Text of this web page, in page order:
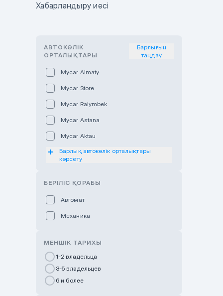
Хабарландыру иесі
АВТОКӨЛІК
ОРТАЛЫҚТАРЫ
Барлығын
таңдау
Mycar Almaty
Mycar Store
Mycar Raiymbek
Mycar Astana
Mycar Aktau
Mycar Uralsk
Haval & Tank Pavlodar
Bavaria Almaty
Mycar Shymkent
Changan Auto Nurly Zhol
Барлық автокөлік орталықтары
көрсету
БЕРІЛІС ҚОРАБЫ
Автомат
Механика
МЕНШІК ТАРИХЫ
1-2 владельца
3-5 владельцев
6 и более